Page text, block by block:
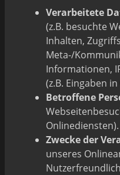
Verarbeitete
(z.B. besuchte
Inhalten,
Meta-/
Informationen,
(z.B. Eingaben
Betroffene
Onlinediensten).
Zwecke der
unseres